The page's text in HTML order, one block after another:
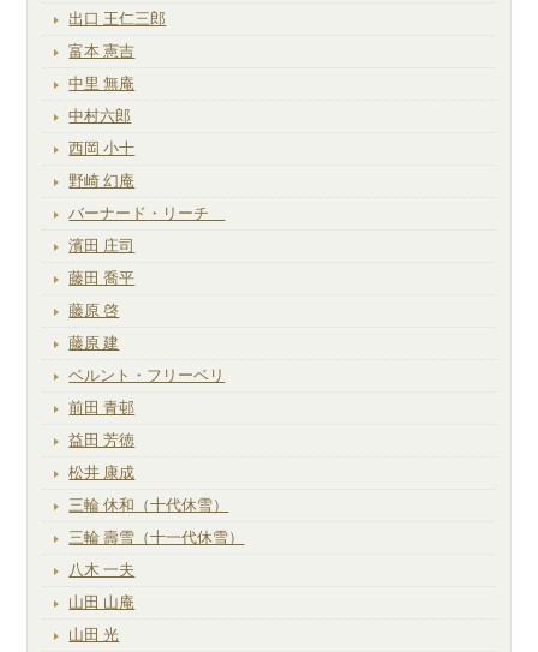
出口 王仁三郎
富本 憲吉
中里 無庵
中村六郎
西岡 小十
野崎 幻庵
バーナード・リーチ
濱田 庄司
藤田 喬平
藤原 啓
藤原 建
ベルント・フリーベリ
前田 青邨
益田 芳徳
松井 康成
三輪 休和（十代休雪）
三輪 壽雪（十一代休雪）
八木 一夫
山田 山庵
山田 光